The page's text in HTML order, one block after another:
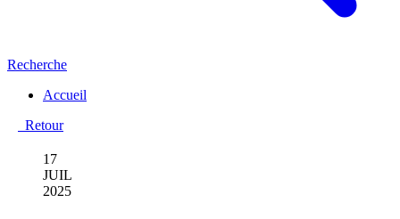
Recherche
Accueil
Retour
17
JUIL
2025